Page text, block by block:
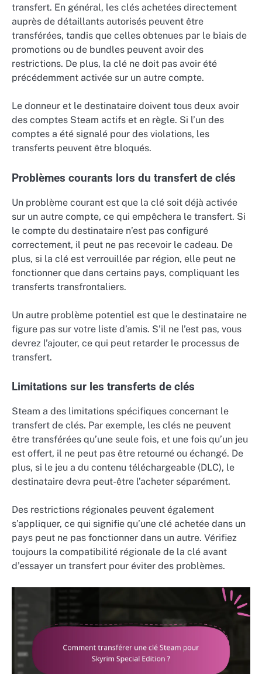
transfert. En général, les clés achetées directement
auprès de détaillants autorisés peuvent être
transférées, tandis que celles obtenues par le biais de
promotions ou de bundles peuvent avoir des
restrictions. De plus, la clé ne doit pas avoir été
précédemment activée sur un autre compte.
Le donneur et le destinataire doivent tous deux avoir
des comptes Steam actifs et en règle. Si l’un des
comptes a été signalé pour des violations, les
transferts peuvent être bloqués.
Problèmes courants lors du transfert de clés
Un problème courant est que la clé soit déjà activée
sur un autre compte, ce qui empêchera le transfert. Si
le compte du destinataire n’est pas configuré
correctement, il peut ne pas recevoir le cadeau. De
plus, si la clé est verrouillée par région, elle peut ne
fonctionner que dans certains pays, compliquant les
transferts transfrontaliers.
Un autre problème potentiel est que le destinataire ne
figure pas sur votre liste d’amis. S’il ne l’est pas, vous
devrez l’ajouter, ce qui peut retarder le processus de
transfert.
Limitations sur les transferts de clés
Steam a des limitations spécifiques concernant le
transfert de clés. Par exemple, les clés ne peuvent
être transférées qu’une seule fois, et une fois qu’un jeu
est offert, il ne peut pas être retourné ou échangé. De
plus, si le jeu a du contenu téléchargeable (DLC), le
destinataire devra peut-être l’acheter séparément.
Des restrictions régionales peuvent également
s’appliquer, ce qui signifie qu’une clé achetée dans un
pays peut ne pas fonctionner dans un autre. Vérifiez
toujours la compatibilité régionale de la clé avant
d’essayer un transfert pour éviter des problèmes.